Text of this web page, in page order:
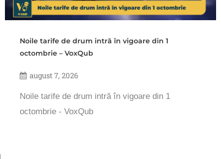
Noile tarife de drum intră în vigoare din 1
octombrie – VoxQub
august 7, 2026
Noile tarife de drum intră în vigoare din 1
octombrie - VoxQub